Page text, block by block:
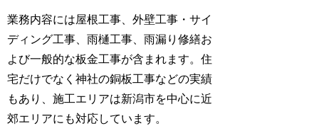
業務内容には屋根工事、外壁工事・サイ
ディング工事、雨樋工事、雨漏り修繕お
よび一般的な板金工事が含まれます。住
宅だけでなく神社の銅板工事などの実績
もあり、施工エリアは新潟市を中心に近
郊エリアにも対応しています。